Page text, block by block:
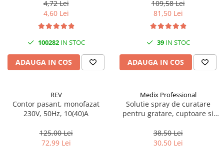
alcool
4,72 Lei
4,60 Lei
100282IN STOC
ADAUGA IN COS
Professional
109,58 Lei
81,50 Lei
39IN STOC
ADAUGA IN COS
REV
Contor pasant, monofazat
230V, 50Hz, 10(40)A
125,00 Lei
72,99 Lei
Medix Professional
Solutie spray de curatare
pentru gratare, cuptoare si
Professional
38,50 Lei
30,50 Lei